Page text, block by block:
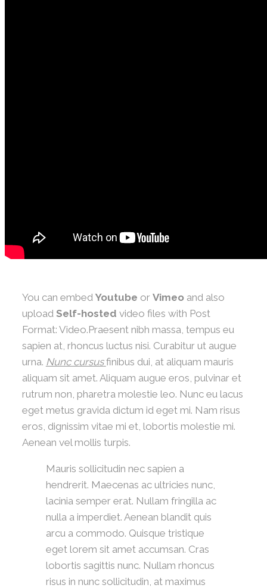
You can embed Youtube or Vimeoand also
upload Self-hosted video files with Post
Format: Video.Praesent nibh massa, tempus eu
sapien at, rhoncus luctus nisi. Curabitur ut augue
urna. Nunc cursus finibus dui, at aliquam mauris
aliquam sit amet. Aliquam augue eros, pulvinar et
rutrum non, pharetra molestie leo. Nunc eu lacus
eget metus gravida dictum id eget mi. Nam risus
eros, dignissim vitae mi et, lobortis molestie mi.
Aenean vel mollis turpis.
Mauris sollicitudin nec sapien a
hendrerit. Maecenas ac ultricies nunc,
lacinia semper erat. Nullam fringilla ac
nulla a imperdiet. Aenean blandit quis
arcu a commodo. Quisque tristique
eget lorem sit amet accumsan. Cras
lobortis sagittis nunc. Nullam rhoncus
risus in nunc sollicitudin, at maximus